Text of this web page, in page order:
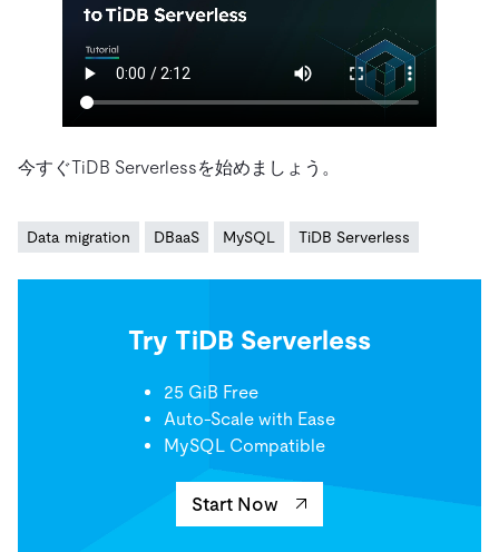
今すぐTiDB Serverlessを始めましょう。
Data migration DBaaS MySQL TiDB Serverless
Try TiDB Serverless
25 GiB Free
Auto-Scale with Ease
MySQL Compatible
Start Now